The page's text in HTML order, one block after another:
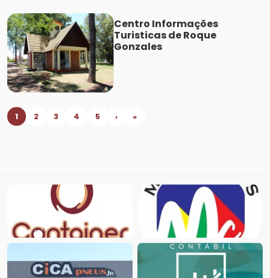
Centro Informações
Turisticas de Roque
Gonzales
1 2 3 4 5 › »